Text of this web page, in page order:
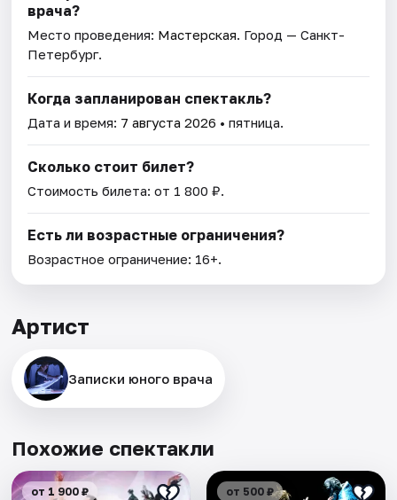
врача?
Место проведения: Мастерская. Город — Санкт-
Петербург.
Когда запланирован спектакль?
Дата и время: 7 августа 2026 • пятница.
Сколько стоит билет?
Стоимость билета: от 1 800 ₽.
Есть ли возрастные ограничения?
Возрастное ограничение: 16+.
Артист
Записки юного врача
Похожие спектакли
от 1 900 ₽ от 500 ₽